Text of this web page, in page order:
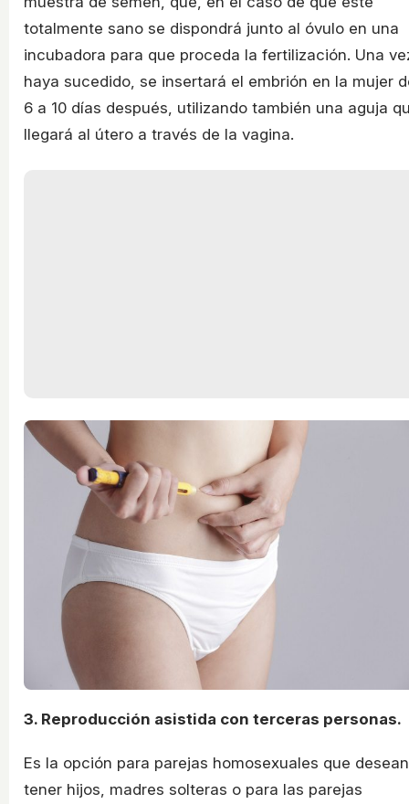
totalmente sano se dispondrá junto al óvulo en una
incubadora para que proceda la fertilización. Una
haya sucedido, se insertará el embrión en la mujer
6 a 10 días después, utilizando también una aguja
llegará al útero a través de la vagina.
3. Reproducción asistida con terceras personas.
Es la opción para parejas homosexuales que desean
tener hijos, madres solteras o para las parejas